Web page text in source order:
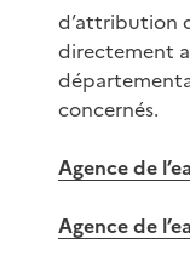
d’attribution
directement
concernés.
Agence de
Agence de